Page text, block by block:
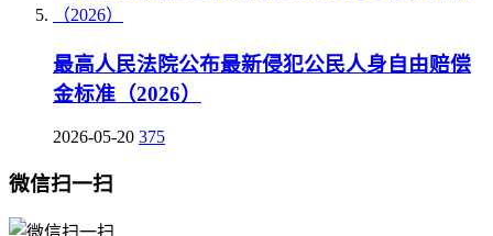
最高人民法院公布最新侵犯公民人身自由赔偿
金标准（2026）
2026-05-20 375
微信扫一扫